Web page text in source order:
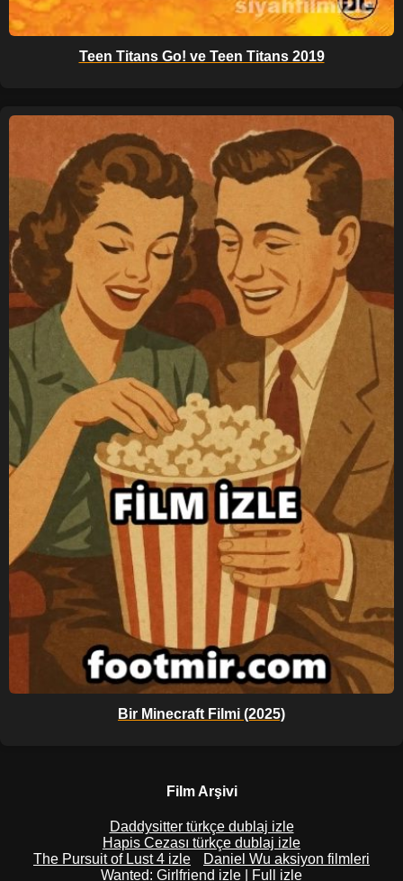
Teen Titans Go! ve Teen Titans 2019
Bir Minecraft Filmi (2025)
Film Arşivi
Daddysitter türkçe dublaj izle
Hapis Cezası türkçe dublaj izle
The Pursuit of Lust 4 izle
Daniel Wu aksiyon filmleri
Wanted: Girlfriend izle | Full izle